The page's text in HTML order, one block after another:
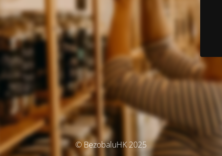
© BezobaluHK 2025